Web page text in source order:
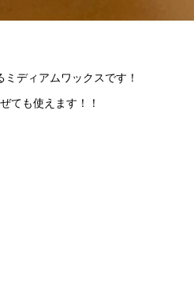
ディアムワックスです！
ても使えます！！